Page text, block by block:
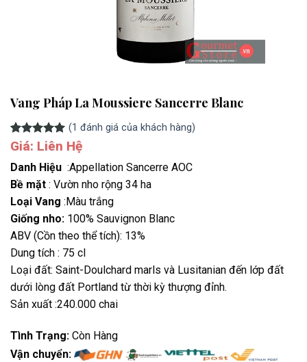
Vang Pháp La Moussiere Sancerre Blanc
5.00trên 5
1
đánh giá
(1 đánh giá của khách hàng)
Giá: Liên Hệ
Danh Hiệu :Appellation Sancerre AOC
Bề mặt : Vườn nho rộng 34 ha
Loại Vang :Màu trắng
Giống nho: 100% Sauvignon Blanc
ABV (Cồn theo thể tích): 13%
Dung tích : 75 cl
Loại đất: Saint-Doulchard marls và Lusitanian đến lớp đất
dưới lòng đất Portland từ thời kỳ thượng đỉnh.
Sản xuất :240.000 chai
Tình Trạng: Còn Hàng
Vận chuyển: